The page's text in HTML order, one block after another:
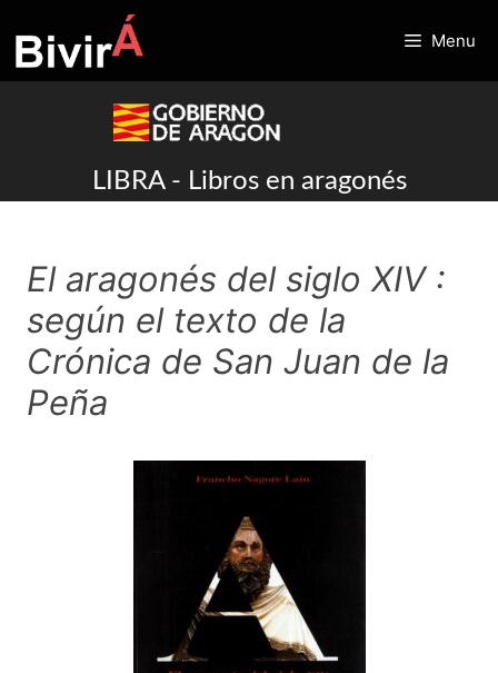
to
content
Menu
LIBRA - Libros en aragonés
El aragonés del siglo XIV :
según el texto de la
Crónica de San Juan de la
Peña